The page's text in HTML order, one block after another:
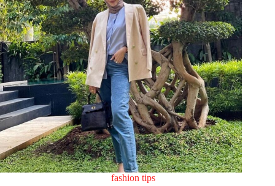
fashion tips